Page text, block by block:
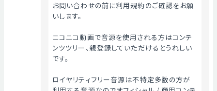
お問い合わせの前に利用規約のご確認をお願
いします。
ニコニコ動画で音源を使用される方はコンテ
ンツツリー、親登録していただけるとうれしい
です。
ロイヤリティフリー音源は不特定多数の方が